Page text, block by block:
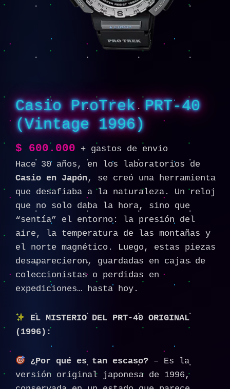
Casio ProTrek PRT-40
(Vintage 1996)
$ 600.000
+ gastos de envio
Hace 30 años, en los laboratorios de
Casio en Japón, se creó una herramienta
que desafiaba a la naturaleza. Un reloj
que no solo daba la hora, sino que
“sentía” el entorno: la presión del
aire, la temperatura de las montañas y
el norte magnético. Luego, estas piezas
desaparecieron, guardadas en cajas de
coleccionistas o perdidas en
expediciones… hasta hoy.
EL MISTERIO DEL PRT-40 ORIGINAL
(1996):
¿Por qué es tan escaso? – Es la
versión original japonesa de 1996,